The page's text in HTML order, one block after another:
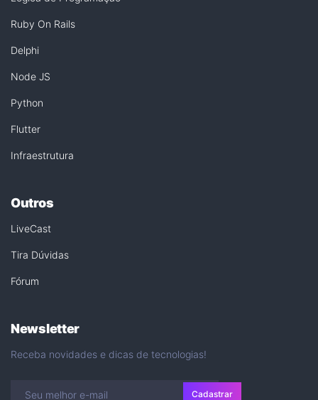
Ruby On Rails
Delphi
Node JS
Python
Flutter
Infraestrutura
Outros
LiveCast
Tira Dúvidas
Fórum
Newsletter
Receba novidades e dicas de tecnologias!
Cadastrar